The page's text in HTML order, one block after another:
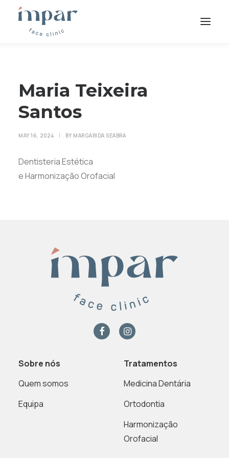
TRATAMENTOS
CONTACTOS
Maria Teixeira
Santos
MAY 16, 2024 | BY MARGARIDA SEABRA
Dentisteria Estética
e Harmonização Orofacial
Sobre nós
Quem somos
Equipa
Tratamentos
Medicina Dentária
Ortodontia
Harmonização
Orofacial